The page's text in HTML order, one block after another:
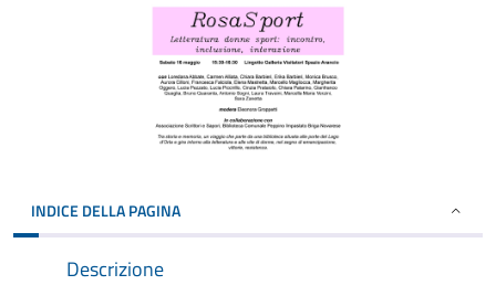
INDICE DELLA PAGINA
Descrizione